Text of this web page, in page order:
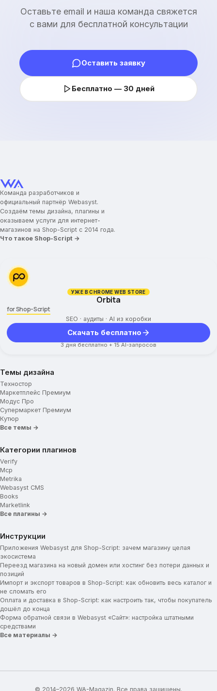
Оставьте email и наша команда свяжется
с вами для бесплатной консультации
Оставить заявку
Бесплатно — 30 дней
Команда разработчиков и
официальный партнёр Webasyst.
Создаём темы дизайна, плагины и
оказываем услуги для интернет-
магазинов на Shop-Script с 2014 года.
Что такое Shop-Script →
УЖЕ В CHROME WEB STORE
Orbita
for Shop-Script
SEO · аудиты · AI из коробки
Скачать бесплатно
3 дня бесплатно + 15 AI-запросов
Темы дизайна
Техностор
Маркетплейс Премиум
Модус Про
Супермаркет Премиум
Кутюр
Все темы →
Категории плагинов
Verify
Mcp
Metrika
Webasyst CMS
Books
Marketlink
Все плагины →
Инструкции
Приложения Webasyst для Shop-Script: зачем магазину целая
экосистема
Переезд магазина на новый домен или хостинг без потери данных и
позиций
Импорт и экспорт товаров в Shop-Script: как обновить весь каталог и
не сломать его
Оплата и доставка в Shop-Script: как настроить так, чтобы покупатель
дошёл до конца
Форма обратной связи в Webasyst «Сайт»: настройка штатными
средствами
Все материалы →
© 2014–2026 WA-Magazin. Все права защищены.